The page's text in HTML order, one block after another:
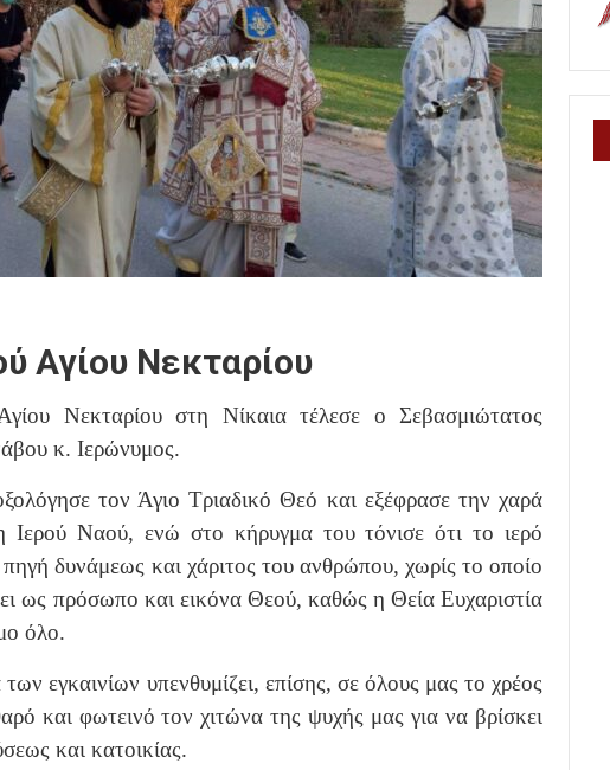
Αγίου Νεκταρίου
Νεκταρίου στη Νίκαια τέλεσε ο Σεβασμιώτατος
κ. Ιερώνυμος.
τον Άγιο Τριαδικό Θεό και εξέφρασε την χαρά
Ιερού Ναού, ενώ στο κήρυγμα του τόνισε ότι το ιερό
πηγή δυνάμεως και χάριτος του ανθρώπου, χωρίς το οποίο
ως πρόσωπο και εικόνα Θεού, καθώς η Θεία Ευχαριστία
όλο.
εγκαινίων υπενθυμίζει, επίσης, σε όλους μας το χρέος
και φωτεινό τον χιτώνα της ψυχής μας για να βρίσκει
και κατοικίας.